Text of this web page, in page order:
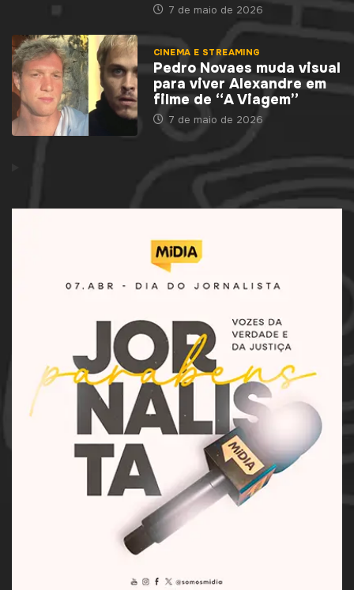
7 de maio de 2026
CINEMA E STREAMING
Pedro Novaes muda visual
para viver Alexandre em
filme de “A Viagem”
7 de maio de 2026